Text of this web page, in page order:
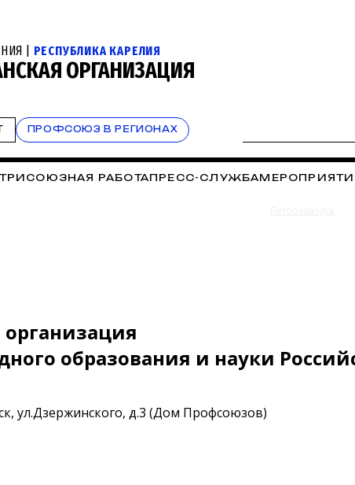
| РЕСПУБЛИКА КАРЕЛИЯ
ОРГАНИЗАЦИЯ
ПРОФСОЮЗ В РЕГИОНАХ
РАБОТАПРЕСС-СЛУЖБА
организация
образования и науки
ул.Дзержинского, д.3 (Дом Профсоюзов)